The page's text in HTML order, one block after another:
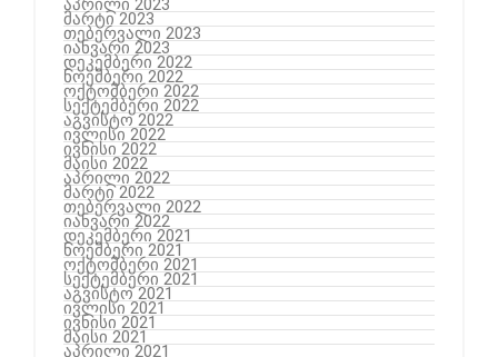
მარტი 2023
თებერვალი 2023
იანვარი 2023
დეკემბერი 2022
ნოემბერი 2022
ოქტომბერი 2022
სექტემბერი 2022
აგვისტო 2022
ივლისი 2022
ივნისი 2022
მაისი 2022
აპრილი 2022
მარტი 2022
თებერვალი 2022
იანვარი 2022
დეკემბერი 2021
ნოემბერი 2021
ოქტომბერი 2021
სექტემბერი 2021
აგვისტო 2021
ივლისი 2021
ივნისი 2021
მაისი 2021
აპრილი 2021